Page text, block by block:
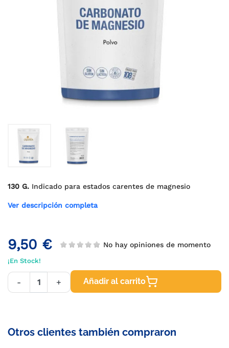
130 G. Indicado para estados carentes de magnesio
Ver descripción completa
9,50 € No hay opiniones de momento
¡En Stock!
- + Añadir al carrito
Otros clientes también compraron